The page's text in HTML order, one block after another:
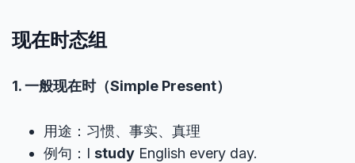
现在时态组
1. 一般现在时（Simple Present）
用途：习惯、事实、真理
例句：I study English every day.